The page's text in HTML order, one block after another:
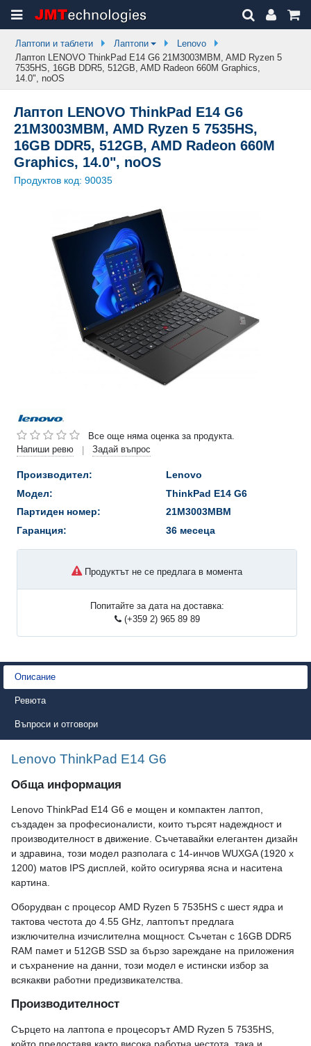
Лаптопи и таблети Лаптопи
Lenovo
Лаптоп LENOVO ThinkPad E14 G6 21M3003MBM, AMD Ryzen 5
7535HS, 16GB DDR5, 512GB, AMD Radeon 660M Graphics,
14.0", noOS
Лаптоп LENOVO ThinkPad E14 G6
21M3003MBM, AMD Ryzen 5 7535HS,
16GB DDR5, 512GB, AMD Radeon 660M
Graphics, 14.0", noOS
Продуктов код: 90035
Все още няма оценка за продукта.
Напиши ревю
| Задай въпрос
Производител:
Lenovo
Модел:
ThinkPad E14 G6
Партиден номер:
21M3003MBM
Гаранция:
36 месеца
Продуктът не се предлага в момента
Попитайте за дата на доставка:
(+359 2) 965 89 89
Описание
Ревюта
Въпроси и отговори
Lenovo ThinkPad E14 G6
Обща информация
Lenovo ThinkPad E14 G6 е мощен и компактен лаптоп,
създаден за професионалисти, които търсят надеждност и
производителност в движение. Съчетавайки елегантен дизайн
и здравина, този модел разполага с 14-инчов WUXGA (1920 x
1200) матов IPS дисплей, който осигурява ясна и наситена
картина.
Оборудван с процесор AMD Ryzen 5 7535HS с шест ядра и
тактова честота до 4.55 GHz, лаптопът предлага
изключителна изчислителна мощност. Съчетан с 16GB DDR5
RAM памет и 512GB SSD за бързо зареждане на приложения
и съхранение на данни, този модел е истински избор за
всякакви работни предизвикателства.
Производителност
Сърцето на лаптопа е процесорът AMD Ryzen 5 7535HS,